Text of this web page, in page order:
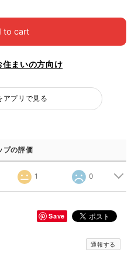
to cart
住まいの方向け
アプリで見る
プの評価
1 0
Save
通報する